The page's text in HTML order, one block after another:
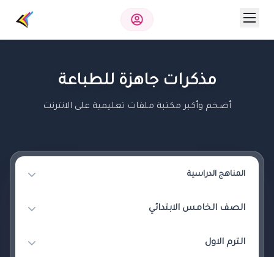
مذكرات جاهزة للطباعة
أضخم وأكبر مكتبة ملفات تعليمية على الانترنت